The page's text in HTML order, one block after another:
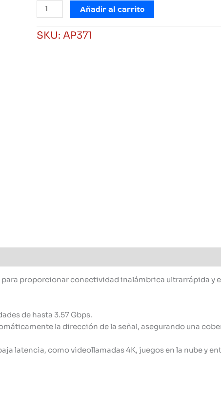
Repetidor
Access
Point
punto
Añadir al carrito
SKU: AP371
proporcionar conectividad inalámbrica ultrarrápida y
de hasta 3.57 Gbps.
la dirección de la señal, asegurando una
latencia, como videollamadas 4K, juegos en la nube y